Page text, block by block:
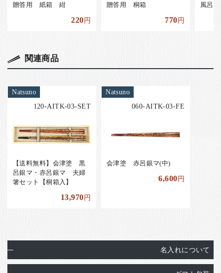
贈答用 紙箱 紺
220円
贈答用 桐箱
770円
風呂
関連商品
Natsuno
120-AITK-03-SET
【送料無料】会津塗 黒
呂銀マ・赤呂銀マ 夫婦
箸セット【桐箱入】
13,970円
Natsuno
060-AITK-03-FE
会津塗 赤呂銀マ(中)
6,600円
名入れについて